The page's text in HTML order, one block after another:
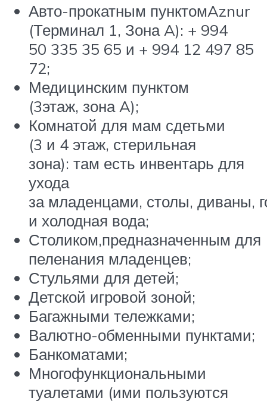
Авто-прокатным пунктомAznur
(Терминал 1, Зона A): + 994
50 335 35 65 и + 994 12 497 85
72;
Медицинским пунктом
(3этаж, зона A);
Комнатой для мам сдетьми
(3 и 4 этаж, стерильная
зона): там есть инвентарь для
ухода
за младенцами, столы, диваны,
и холодная вода;
Столиком,предназначенным для
пеленания младенцев;
Стульями для детей;
Детской игровой зоной;
Багажными тележками;
Валютно-обменными пунктами;
Банкоматами;
Многофункциональными
туалетами (ими пользуются